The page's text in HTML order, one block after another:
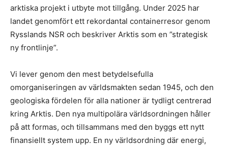
arktiska projekt i utbyte mot tillgång. Under 2025 har
landet genomfört ett rekordantal containerresor genom
Rysslands NSR och beskriver Arktis som en ”strategisk
ny frontlinje”.
Vi lever genom den mest betydelsefulla
omorganiseringen av världsmakten sedan 1945, och den
geologiska fördelen för alla nationer är tydligt centrerad
kring Arktis. Den nya multipolära världsordningen håller
på att formas, och tillsammans med den byggs ett nytt
finansiellt system upp. En ny världsordning där energi,